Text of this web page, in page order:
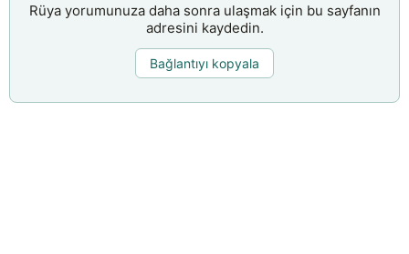
Rüya yorumunuza daha sonra ulaşmak için bu sayfanın
adresini kaydedin.
Bağlantıyı kopyala